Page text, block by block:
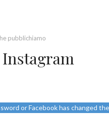
pubblichiamo
or Facebook has changed